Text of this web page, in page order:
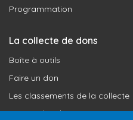
Programmation
La collecte de dons
Boîte à outils
Faire un don
Les classements de la collecte
Où vont les dons